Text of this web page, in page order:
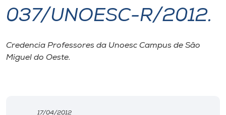
I.nova
Diplomados
037/UNOESC-R/2012.
Credencia Professores da Unoesc Campus de São
Miguel do Oeste.
17/04/2012